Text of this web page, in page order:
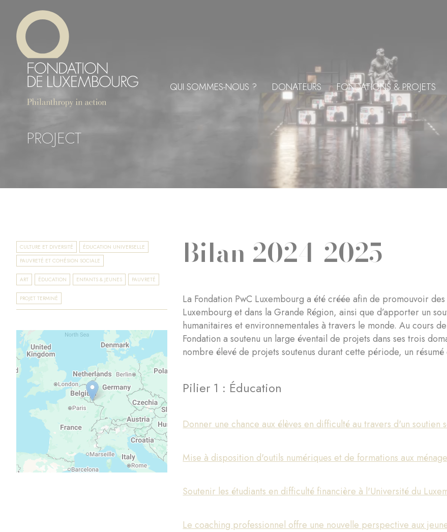
contenu
principal
QUI SOMMES-NOUS ? DONATEURS FONDATIONS & PROJETS
PROJECT
CULTURE ET DIVERSITÉ
ÉDUCATION UNIVERSELLE
PAUVRETÉ ET COHÉSION SOCIALE
ART ÉDUCATION ENFANTS & JEUNES PAUVRETÉ
PROJET TERMINÉ
Bilan 2024-2025
La Fondation PwC Luxembourg a été créée afin de promouvoir
Luxembourg et dans la Grande Région, ainsi que d’apporter un
humanitaires et environnementales à travers le monde. Au cours
Fondation a soutenu un large éventail de projets dans ses trois
nombre élevé de projets soutenus durant cette période, un
Pilier 1 : Éducation
Donner une chance aux élèves en difficulté au travers d'un soutien
Mise à disposition d'outils numériques et de formations aux
Soutenir les étudiants en difficulté financière à l'Université du
Le coaching professionnel offre une nouvelle perspective aux